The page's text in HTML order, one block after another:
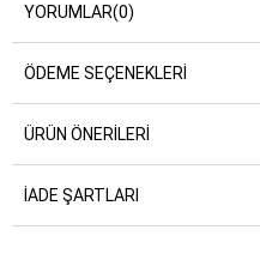
YORUMLAR(0)
ÖDEME SEÇENEKLERI
ÜRÜN ÖNERILERI
İADE ŞARTLARI